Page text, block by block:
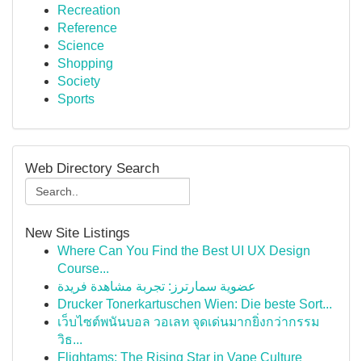
Recreation
Reference
Science
Shopping
Society
Sports
Web Directory Search
New Site Listings
Where Can You Find the Best UI UX Design
Course...
عضوية سمارترز: تجربة مشاهدة فريدة
Drucker Tonerkartuschen Wien: Die beste Sort...
เว็บไซต์พนันบอล วอเลท จุดเด่นมากยิ่งกว่ากรรม
วิธ...
Flightams: The Rising Star in Vape Culture